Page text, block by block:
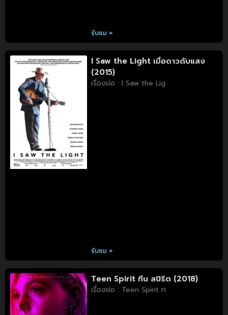
รับชม »
I Saw the Light เมื่อดาวดับแสง
(2015)
เรื่องย่อ : I Saw the Lig
รับชม »
Teen Spirit ทีน สปิริต (2018)
เรื่องย่อ : Teen Spirit ท